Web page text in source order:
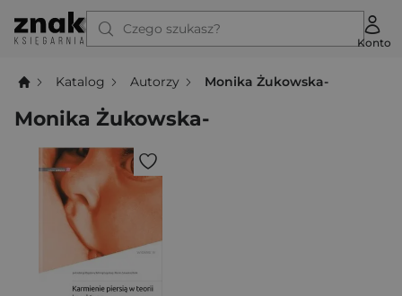
Czego szukasz?
Konto
Katalog Autorzy Monika Żukowska-
Monika Żukowska-